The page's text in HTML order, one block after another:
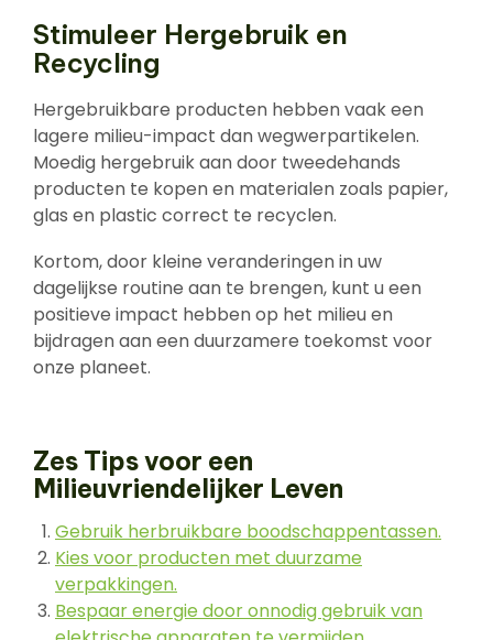
Stimuleer Hergebruik en
Recycling
Hergebruikbare producten hebben vaak een
lagere milieu-impact dan wegwerpartikelen.
Moedig hergebruik aan door tweedehands
producten te kopen en materialen zoals papier,
glas en plastic correct te recyclen.
Kortom, door kleine veranderingen in uw
dagelijkse routine aan te brengen, kunt u een
positieve impact hebben op het milieu en
bijdragen aan een duurzamere toekomst voor
onze planeet.
Zes Tips voor een
Milieuvriendelijker Leven
Gebruik herbruikbare boodschappentassen.
Kies voor producten met duurzame
verpakkingen.
Bespaar energie door onnodig gebruik van